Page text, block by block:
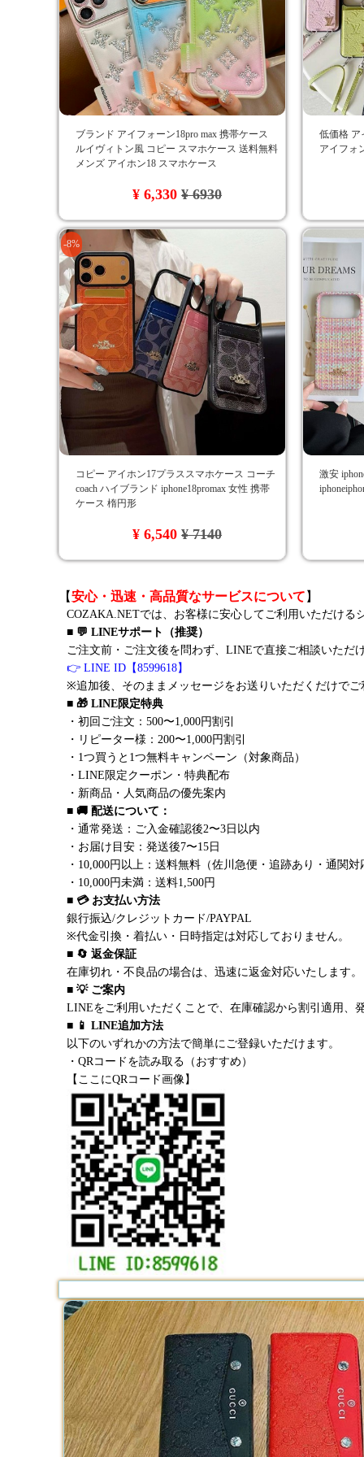
ブランド アイフォーン18pro max 携帯ケース
ルイヴィトン風 コピー スマホケース 送料無料
メンズ アイホン18 スマホケース
¥ 6,330¥ 6930
低価格 ア
アイフォ
-8%
コピー アイホン17プラススマホケース コーチ
coach ハイブランド iphone18promax 女性 携帯
ケース 楕円形
¥ 6,540¥ 7140
激安
【安心・迅速・高品質なサービスについて 】
COZAKA.NETでは、お客様に安心してご利用いただける
■ 💬 LINEサポート（推奨）
ご注文前・ご注文後を問わず、LINEで直接ご相談いただ
👉 LINE ID【8599618】
※追加後、そのままメッセージをお送りいただくだけで
■ 🎁 LINE限定特典
・初回ご注文：500〜1,000円割引
・リピーター様：200〜1,000円割引
・1つ買うと1つ無料キャンペーン（対象商品）
・LINE限定クーポン・特典配布
・新商品・人気商品の優先案内
■ 🚚 配送について：
・通常発送：ご入金確認後2〜3日以内
・お届け目安：発送後7〜15日
・10,000円以上：送料無料（佐川急便・追跡あり・通関対
・10,000円未満：送料1,500円
■ 💳 お支払い方法
銀行振込/クレジットカード/PAYPAL
※代金引換・着払い・日時指定は対応しておりません。
■ 🔄 返金保証
在庫切れ・不良品の場合は、迅速に返金対応いたします。
■ 💡 ご案内
LINEをご利用いただくことで、在庫確認から割引適用、
■ 📱 LINE追加方法
以下のいずれかの方法で簡単にご登録いただけます。
・QRコードを読み取る（おすすめ）
【ここにQRコード画像】